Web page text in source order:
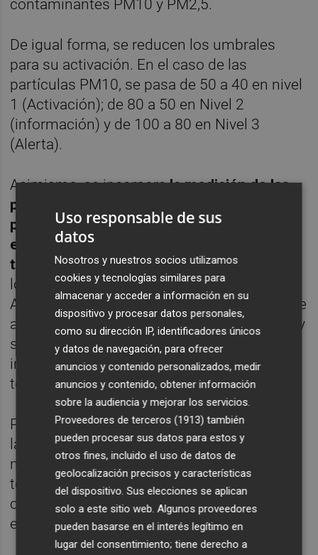
contaminantes PM10 y PM2,5.
De igual forma, se reducen los umbrales
para su activación. En el caso de las
partículas PM10, se pasa de 50 a 40 en nivel
1 (Activación); de 80 a 50 en Nivel 2
(información) y de 100 a 80 en Nivel 3
(Alerta).
Asimismo, se incorporala medición de las
partículas PM2,5, que no se incluían en el
protocolo de 2018 debido a que las
estaciones de Alcantarilla y San Basilio no
tenían entonces medios para medirlas,
los que desde hace unos años sí cuentan.
Además, se redefinen los distintos niveles de
actuación (activación, información y alerta) y
se establecen nuevos canales de
información, aprovechando las nuevas
tecnologías.
Por otra parte, el nuevo protocolo actualiza
las medidas a tomar para cada uno de los
niveles de actuación, con intervención de
todos los servicios municipales u otros
organismos implicados en los distintos
episodios de activación.
Uso responsable de sus
datos
Nosotros y nuestros socios utilizamos
cookies y tecnologías similares para
almacenar y acceder a información en su
dispositivo y procesar datos personales,
como su dirección IP, identificadores únicos
y datos de navegación, para ofrecer
anuncios y contenido personalizados, medir
anuncios y contenido, obtener información
sobre la audiencia y mejorar los servicios.
Proveedores de terceros (1913) también
pueden procesar sus datos para estos y
otros fines, incluido el uso de datos de
geolocalización precisos y características
del dispositivo. Sus elecciones se aplican
solo a este sitio web. Algunos proveedores
pueden basarse en el interés legítimo en
lugar del consentimiento; tiene derecho a